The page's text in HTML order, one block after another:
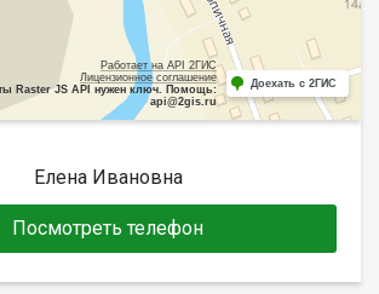
Работает на API 2ГИС
Лицензионное соглашение
Raster JS API нужен ключ. Помощь:
api@2gis.ru
Доехать с 2ГИС
Елена Ивановна
Посмотреть телефон